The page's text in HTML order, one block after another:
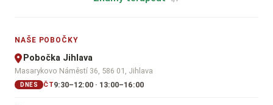
NAŠE POBOČKY
Pobočka Jihlava
Masarykovo Náměstí 36, 586 01, Jihlava
DNES ČT9:30–12:00 · 13:00–16:00